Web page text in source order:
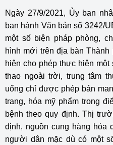
Ngày 27/9/2021, Ủy ban
ban hành Văn bản số 3242/
một số biện pháp phòng,
hình mới trên địa bàn
hiện cho phép thực hiện
thao ngoài trời, trung tâm
uống chỉ được phép bán
trang, hóa mỹ phẩm trong
bệnh theo quy định. Thị
định, nguồn cung hàng hóa
người dân mặc dù có một